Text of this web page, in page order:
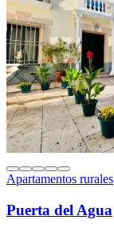
Apartamentos rurales
Puerta del Agua